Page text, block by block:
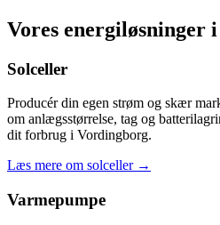
Vores energiløsninger
Solceller
Producér din egen strøm og skær
om anlægsstørrelse, tag og
dit forbrug i Vordingborg.
Læs mere om solceller →
Varmepumpe